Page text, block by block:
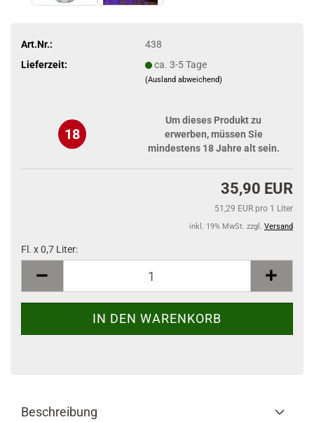
Art.Nr.:
438
Lieferzeit:
ca. 3-5 Tage
(Ausland abweichend)
18
Um dieses Produkt zu
erwerben, müssen Sie
mindestens 18 Jahre alt sein.
35,90 EUR
51,29 EUR pro 1 Liter
inkl. 19% MwSt. zzgl. Versand
Fl. x 0,7 Liter:
0,7
Beschreibung